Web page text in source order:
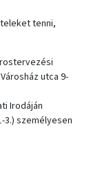
tenni,
utca 9-
Irodáján
3.) személyesen